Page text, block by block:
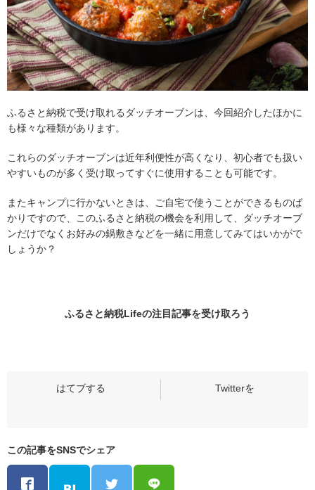
ふるさと納税で受け取れるダッチオーブンは、今回紹介したほかに
も様々な種類があります。
これらのダッチオーブンは近年利便性が高くなり、初心者でも扱い
やすいものが多く受け取ってすぐに使用することも可能です。
またキャンプに行かないときは、ご自宅で使うことができるものば
かりですので、このふるさと納税の機会を利用して、ダッチオーブ
ンだけでなくお好みの鍋敷きなどを一緒に用意してみてはいかがで
しょうか？
ふるさと納税Lifeの注目記事を受け取ろう
この記事をSNSでシェア